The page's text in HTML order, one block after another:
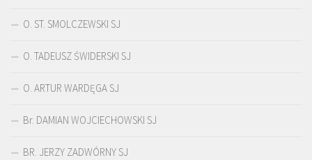
O. ST. SMOLCZEWSKI SJ
O. TADEUSZ ŚWIDERSKI SJ
O. ARTUR WARDĘGA SJ
Br. DAMIAN WOJCIECHOWSKI SJ
BR. JERZY ZADWÓRNY SJ